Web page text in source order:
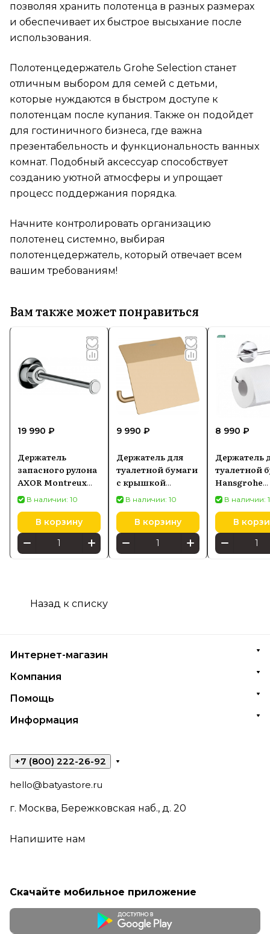
позволяя хранить полотенца в разных размерах
и обеспечивает их быстрое высыхание после
использования.
Полотенцедержатель Grohe Selection станет
отличным выбором для семей с детьми,
которые нуждаются в быстром доступе к
полотенцам после купания. Также он подойдет
для гостиничного бизнеса, где важна
презентабельность и функциональность ванных
комнат. Подобный аксессуар способствует
созданию уютной атмосферы и упрощает
процесс поддержания порядка.
Начните контролировать организацию
полотенец системно, выбирая
полотенцедержатель, который отвечает всем
вашим требованиям!
Вам также может понравиться
19 990 ₽
Держатель
запасного рулона
AXOR Montreux
42028000
В наличии: 10
В корзину
9 990 ₽
Держатель для
туалетной бумаги
с крышкой
Hansgrohe
AddStoris, бронза
матовая 41753140
В наличии: 10
В корзину
8 990 ₽
Держатель
туалетной
Hansgrohe
40526000
В наличии:
В
Назад к списку
Интернет-магазин
Компания
Помощь
Информация
+7 (800) 222-26-92
hello@batyastore.ru
г. Москва, Бережковская наб., д. 20
Напишите нам
Скачайте мобильное приложение